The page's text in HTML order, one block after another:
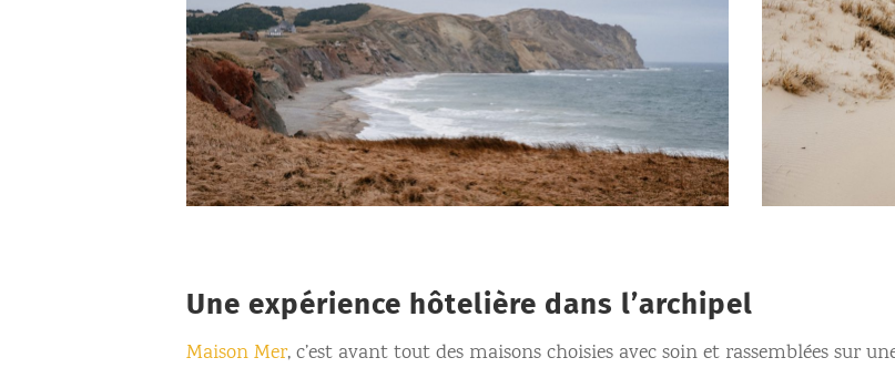
Une expérience hôtelière dans l’archipel
Maison Mer, c’est avant tout des maisons choisies avec soin et rassemblées sur